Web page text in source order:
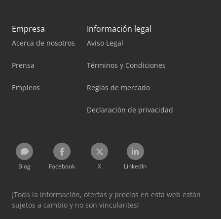
Empresa
Acerca de nosotros
Prensa
Empleos
Información legal
Aviso Legal
Términos y Condiciones
Reglas de mercado
Declaración de privacidad
Blog Facebook X LinkedIn
¡Toda la información, ofertas y precios en esta web están
sujetos a cambio y no son vinculantes!